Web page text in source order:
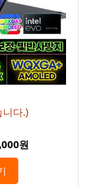
니다.)
원